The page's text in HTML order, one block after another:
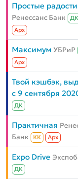
Простые радости
Ренессанс Банк ДК
Aрх
Максимум УБРиР
Aрх
Твой кэшбэк,
с 9 сентября
ДК
Практичная
Банк
КК Aрх
Expo Drive
ДК